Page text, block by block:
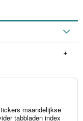
maandelijkse
tabbladen index